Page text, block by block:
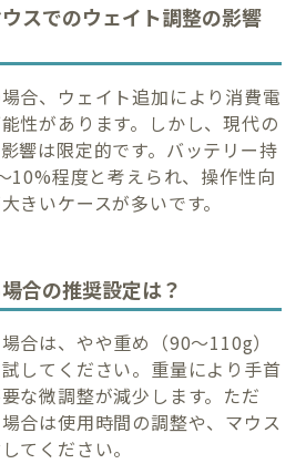
スでのウェイト調整の影響
合、ウェイト追加により消費電
性があります。しかし、現代の
響は限定的です。バッテリー持
10%程度と考えられ、操作性向
きいケースが多いです。
合の推奨設定は？
合は、やや重め（90～110g）
してください。重量により手首
な微調整が減少します。ただ
合は使用時間の調整や、マウス
てください。